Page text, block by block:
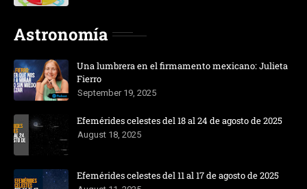
Astronomía
Una lumbrera en el firmamento mexicano: Julieta
Fierro
September 19, 2025
Efemérides celestes del 18 al 24 de agosto de 2025
August 18, 2025
Efemérides celestes del 11 al 17 de agosto de 2025